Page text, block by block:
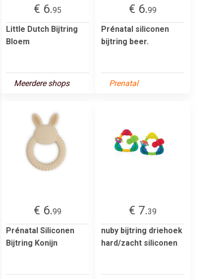
€ 6.95
Little Dutch Bijtring
Bloem
Meerdere shops
€ 6.99
Prénatal siliconen
bijtring beer.
Prenatal
€ 6.99
Prénatal Siliconen
Bijtring Konijn
€ 7.39
nuby bijtring driehoek
hard/zacht siliconen